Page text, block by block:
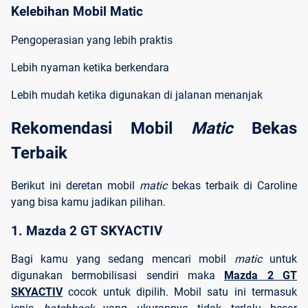
Kelebihan Mobil Matic
Pengoperasian yang lebih praktis
Lebih nyaman ketika berkendara
Lebih mudah ketika digunakan di jalanan menanjak
Rekomendasi Mobil Matic Bekas
Terbaik
Berikut ini deretan mobil matic bekas terbaik di Caroline
yang bisa kamu jadikan pilihan.
1. Mazda 2 GT SKYACTIV
Bagi kamu yang sedang mencari mobil matic untuk
digunakan bermobilisasi sendiri maka Mazda 2 GT
SKYACTIVcocok untuk dipilih. Mobil satu ini termasuk